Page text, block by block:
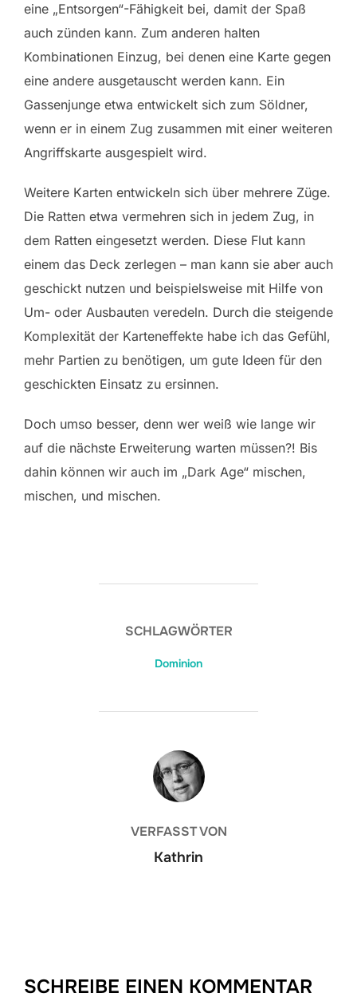
eine „Entsorgen“-Fähigkeit bei, damit der Spaß
auch zünden kann. Zum anderen halten
Kombinationen Einzug, bei denen eine Karte gegen
eine andere ausgetauscht werden kann. Ein
Gassenjunge etwa entwickelt sich zum Söldner,
wenn er in einem Zug zusammen mit einer weiteren
Angriffskarte ausgespielt wird.
Weitere Karten entwickeln sich über mehrere Züge.
Die Ratten etwa vermehren sich in jedem Zug, in
dem Ratten eingesetzt werden. Diese Flut kann
einem das Deck zerlegen – man kann sie aber auch
geschickt nutzen und beispielsweise mit Hilfe von
Um- oder Ausbauten veredeln. Durch die steigende
Komplexität der Karteneffekte habe ich das Gefühl,
mehr Partien zu benötigen, um gute Ideen für den
geschickten Einsatz zu ersinnen.
Doch umso besser, denn wer weiß wie lange wir
auf die nächste Erweiterung warten müssen?! Bis
dahin können wir auch im „Dark Age“ mischen,
mischen, und mischen.
SCHLAGWÖRTER
Dominion
BEITRAGSAUTOR
VERFASST VON
Kathrin
SCHREIBE EINEN KOMMENTAR